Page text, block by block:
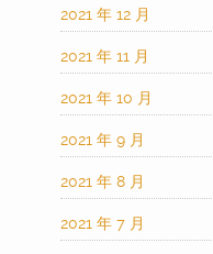
2021 年 12 月
2021 年 11 月
2021 年 10 月
2021 年 9 月
2021 年 8 月
2021 年 7 月